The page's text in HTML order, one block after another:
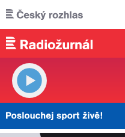
Přejít k hlavnímu obsahu